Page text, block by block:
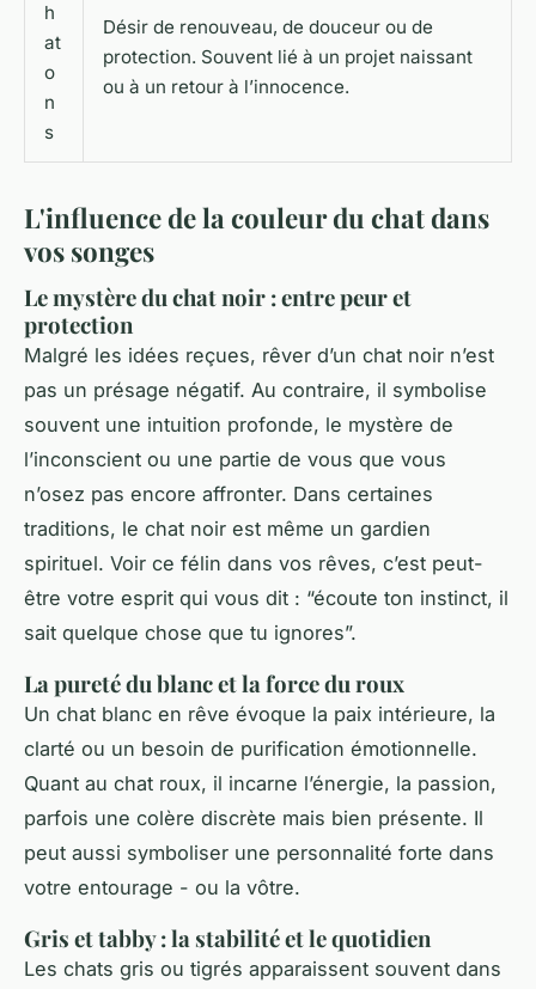
h
at
o
n
s
Désir de renouveau, de douceur ou de
protection. Souvent lié à un projet naissant
ou à un retour à l’innocence.
L'influence de la couleur du chat dans
vos songes
Le mystère du chat noir : entre peur et
protection
Malgré les idées reçues, rêver d’un chat noir n’est
pas un présage négatif. Au contraire, il symbolise
souvent une intuition profonde, le mystère de
l’inconscient ou une partie de vous que vous
n’osez pas encore affronter. Dans certaines
traditions, le chat noir est même un gardien
spirituel. Voir ce félin dans vos rêves, c’est peut-
être votre esprit qui vous dit : “écoute ton instinct, il
sait quelque chose que tu ignores”.
La pureté du blanc et la force du roux
Un chat blanc en rêve évoque la paix intérieure, la
clarté ou un besoin de purification émotionnelle.
Quant au chat roux, il incarne l’énergie, la passion,
parfois une colère discrète mais bien présente. Il
peut aussi symboliser une personnalité forte dans
votre entourage - ou la vôtre.
Gris et tabby : la stabilité et le quotidien
Les chats gris ou tigrés apparaissent souvent dans